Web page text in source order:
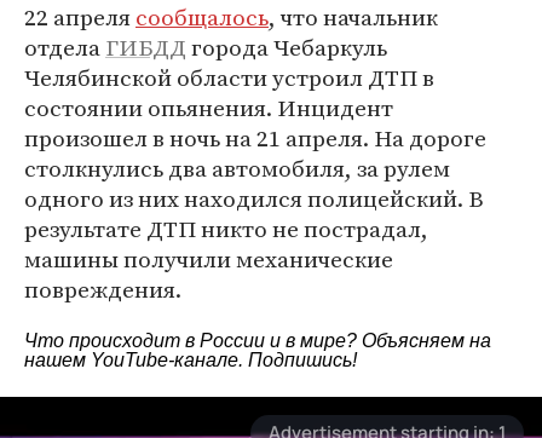
22 апрелясообщалось, что начальник
отделаГИБДДгорода Чебаркуль
Челябинской области устроил ДТП в
состоянии опьянения. Инцидент
произошел в ночь на 21 апреля. На дороге
столкнулись два автомобиля, за рулем
одного из них находился полицейский. В
результате ДТП никто не пострадал,
машины получили механические
повреждения.
Что происходит в России и в мире? Объясняем на
нашем YouTube-канале. Подпишись!